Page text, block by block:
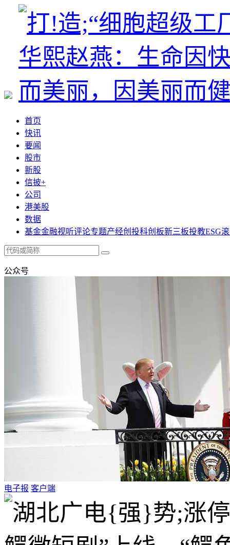
首页
快讯
要闻
股市
新股
信披+
公司
港美股
数据
基金金融视听评论专题产经创投科创板新三板投教ESG
公众号
电子报 客户端